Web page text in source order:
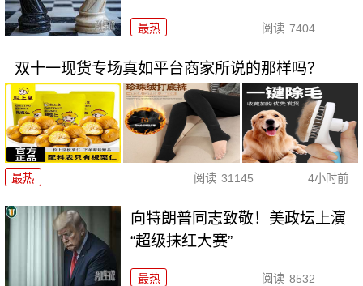
最热 阅读 7404
双十一现货专场真如平台商家所说的那样吗？
最热 阅读 31145 4小时前
向特朗普同志致敬！美政坛上演
“超级抹红大赛”
最热 阅读 8532